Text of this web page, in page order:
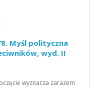
Myśl polityczna
wyd. II
wyznacza zarazem